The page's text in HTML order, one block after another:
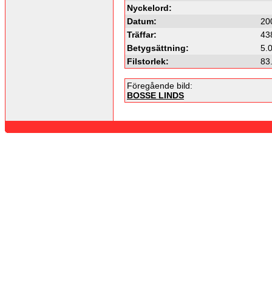
Nyckelord:
Datum:
Träffar:
Betygsättning:
Filstorlek:
Föregående bild:
BOSSE LINDS